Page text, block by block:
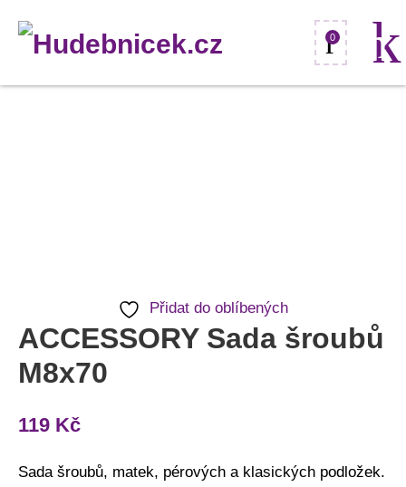
0
Přidat do oblíbených
ACCESSORY Sada šroubů
M8x70
119 Kč
Sada šroubů, matek, pérových a klasických podložek.